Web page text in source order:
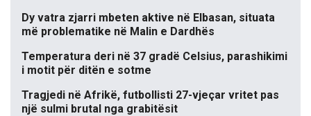
Dy vatra zjarri mbeten aktive në Elbasan, situata
më problematike në Malin e Dardhës
Temperatura deri në 37 gradë Celsius, parashikimi
i motit për ditën e sotme
Tragjedi në Afrikë, futbollisti 27-vjeçar vritet pas
një sulmi brutal nga grabitësit